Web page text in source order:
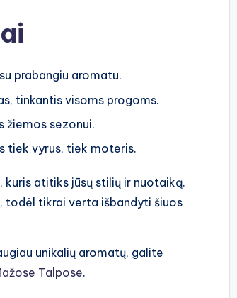
prabangiu aromatu.
tinkantis visoms progoms.
žiemos sezonui.
tiek vyrus, tiek moteris.
atitiks jūsų stilių ir nuotaiką.
todėl tikrai verta išbandyti šiuos
unikalių aromatų, galite
Talpose.